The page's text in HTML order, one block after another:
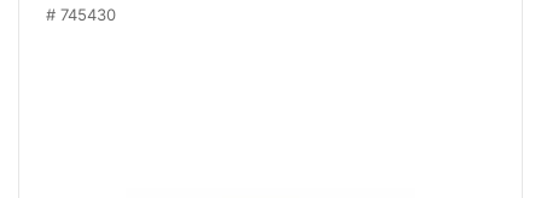
745430